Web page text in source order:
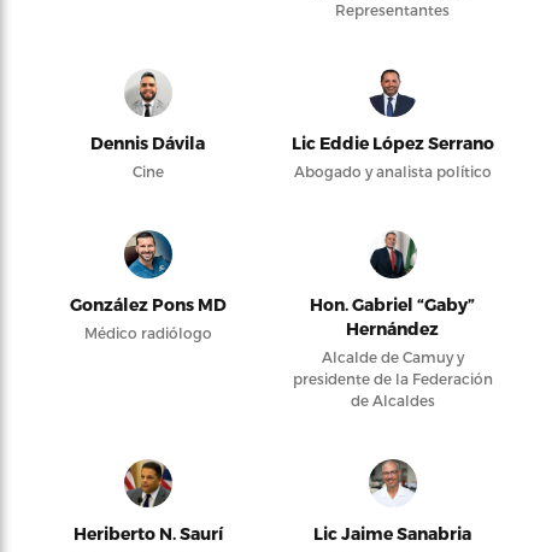
Representantes
Dennis Dávila
Cine
Lic Eddie López Serrano
Abogado y analista político
González Pons MD
Médico radiólogo
Hon. Gabriel “Gaby”
Hernández
Alcalde de Camuy y
presidente de la Federación
de Alcaldes
Heriberto N. Saurí Lic Jaime Sanabria